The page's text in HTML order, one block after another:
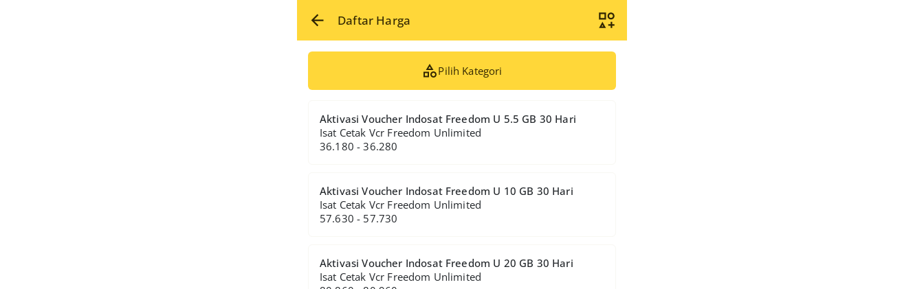
Daftar Harga
Pilih Kategori
Aktivasi Voucher Indosat Freedom U 5.5 GB 30 Hari
Isat Cetak Vcr Freedom Unlimited
36.180 - 36.280
Aktivasi Voucher Indosat Freedom U 10 GB 30 Hari
Isat Cetak Vcr Freedom Unlimited
57.630 - 57.730
Aktivasi Voucher Indosat Freedom U 20 GB 30 Hari
Isat Cetak Vcr Freedom Unlimited